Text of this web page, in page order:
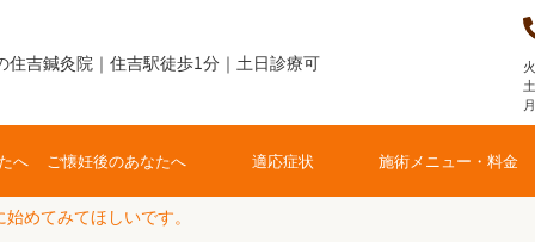
住吉鍼灸院｜住吉駅徒歩1分｜土日診療可
へ ご懐妊後のあなたへ 適応症状 施術メニュー・料金
始めてみてほしいです。